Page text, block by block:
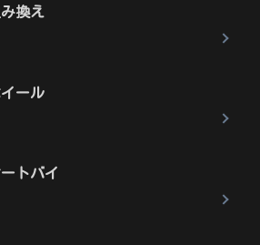
換え
ール
トバイ